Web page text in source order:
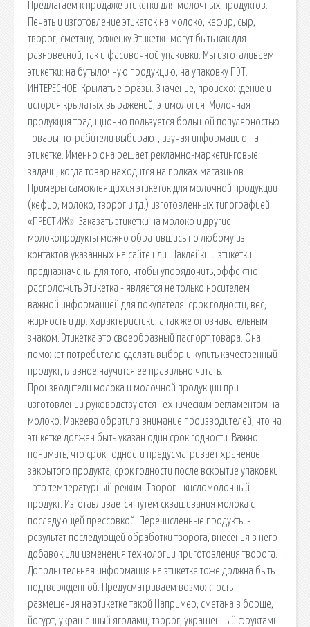
Предлагаем к продаже этикетки для молочных продуктов.
Печать и изготовление этикеток на молоко, кефир, сыр,
творог, сметану, ряженку Этикетки могут быть как для
разновесной, так и фасовочной упаковки. Мы изготаливаем
этикетки: на бутылочную продукцию, на упаковку ПЭТ.
ИНТЕРЕСНОЕ. Крылатые фразы. Значение, происхождение и
история крылатых выражений, этимология. Молочная
продукция традиционно пользуется большой популярностью.
Товары потребители выбирают, изучая информацию на
этикетке. Именно она решает рекламно-маркетинговые
задачи, когда товар находится на полках магазинов.
Примеры самоклеящихся этикеток для молочной продукции
(кефир, молоко, творог и тд.) изготовленных типографией
«ПРЕСТИЖ». Заказать этикетки на молоко и другие
молокопродукты можно обратившись по любому из
контактов указанных на сайте или. Наклейки и этикетки
предназначены для того, чтобы упорядочить, эффектно
расположить Этикетка - является не только носителем
важной информацией для покупателя: срок годности, вес,
жирность и др. характеристики, а так же опознавательным
знаком. Этикетка это своеобразный паспорт товара. Она
поможет потребителю сделать выбор и купить качественный
продукт, главное научится ее правильно читать.
Производители молока и молочной продукции при
изготовлении руководствуются Техническим регламентом на
молоко. Макеева обратила внимание производителей, что на
этикетке должен быть указан один срок годности. Важно
понимать, что срок годности предусматривает хранение
закрытого продукта, срок годности после вскрытие упаковки
- это температурный режим. Творог - кисломолочный
продукт. Изготавливается путем сквашивания молока с
последующей прессовкой. Перечисленные продукты -
результат последующей обработки творога, внесения в него
добавок или изменения технологии приготовления творога.
Дополнительная информация на этикетке тоже должна быть
подтвержденной. Предусматриваем возможность
размещения на этикетке такой Например, сметана в борще,
йогурт, украшенный ягодами, творог, украшенный фруктами